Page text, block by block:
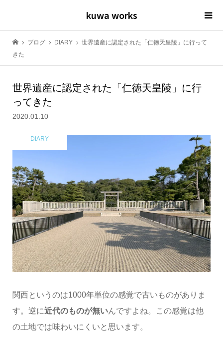
kuwa works
ブログ DIARY
世界遺産に認定された「仁徳天皇陵」に行って
きた
世界遺産に認定された「仁徳天皇陵」に行
ってきた
2020.01.10
DIARY
関西というのは1000年単位の感覚で古いものがありま
す。逆に近代のものが無いんですよね。この感覚は他
の土地では味わいにくいと思います。